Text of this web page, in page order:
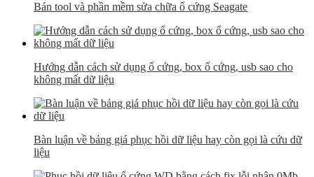
Bán tool và phần mềm sửa chữa ổ cứng Seagate
Hướng dẫn cách sử dụng ổ cứng, box ổ cứng, usb sao cho
không mất dữ liệu
Bàn luận về bảng giá phục hồi dữ liệu hay còn gọi là cứu dữ
liệu